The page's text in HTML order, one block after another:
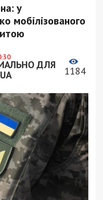
у
мобілізованого
ДЛЯ
1184